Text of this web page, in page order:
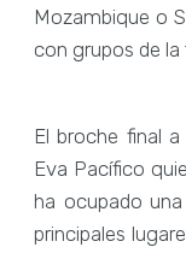
Mozambique o
con grupos de la
El broche final
Eva Pacífico
ha ocupado
principales